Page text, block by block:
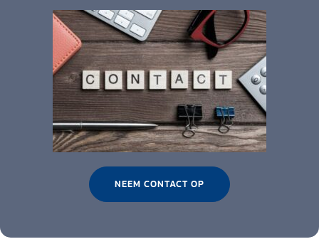
NEEM CONTACT OP